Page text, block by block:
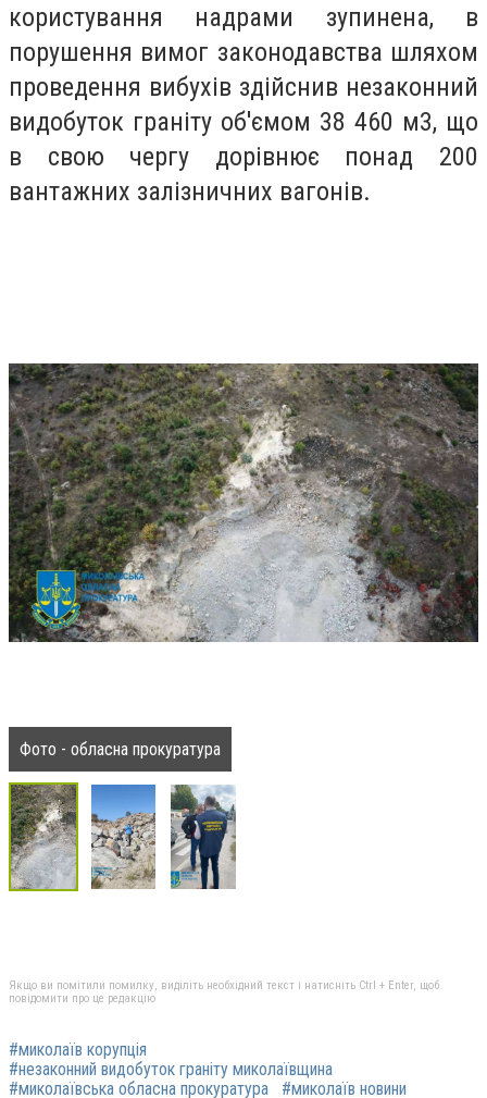
користування надрами зупинена, в
порушення вимог законодавства шляхом
проведення вибухів здійснив незаконний
видобуток граніту об'ємом 38 460 м3, що
в свою чергу дорівнює понад 200
вантажних залізничних вагонів.
Фото - обласна прокуратура
Якщо ви помітили помилку, виділіть необхідний текст і натисніть Ctrl + Enter, щоб
повідомити про це редакцію
#миколаїв корупція
#незаконний видобуток граніту миколаївщина
#миколаївська обласна прокуратура
#миколаїв новини